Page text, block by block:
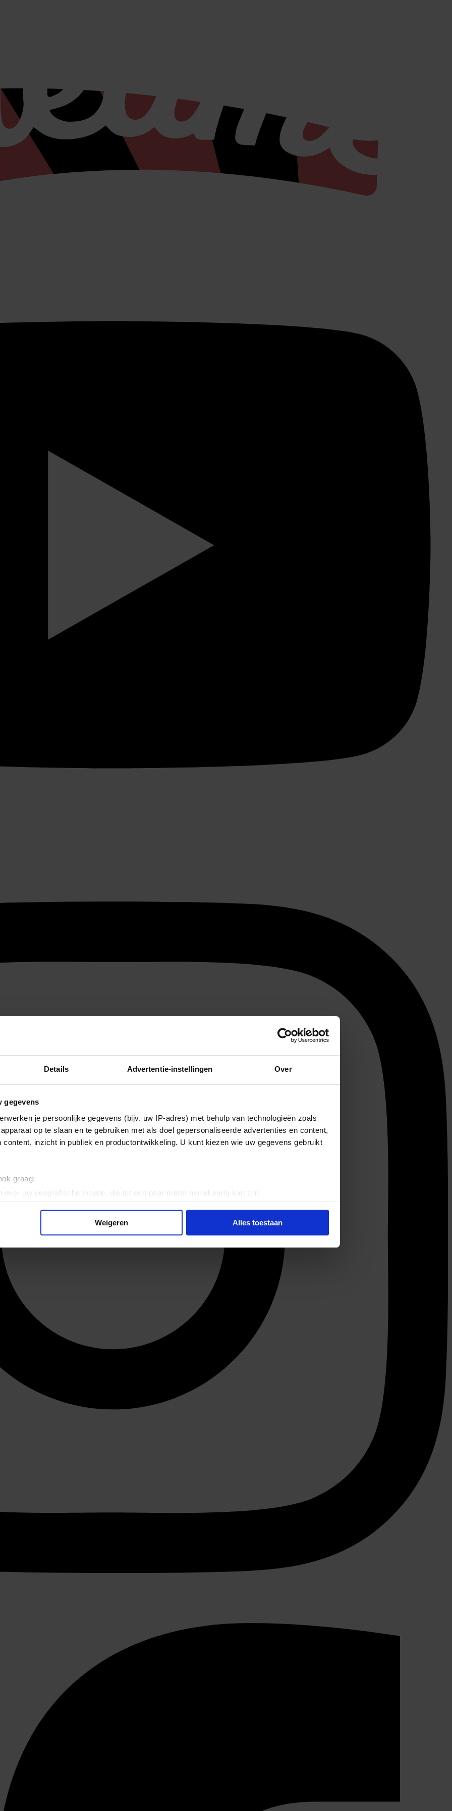
Details Advertentie-instellingen Over
gegevens
je persoonlijke gegevens (bijv. uw IP-adres) met behulp van technologieën zoals
op te slaan en te gebruiken met als doel gepersonaliseerde advertenties en content,
content, inzicht in publiek en productontwikkeling. U kunt kiezen wie uw gegevens gebruikt
graag:
over uw geografische locatie, die tot een paar meter nauwkeurig kan zijn
door het actief te scannen op specifieke eigenschappen (fingerprinting)
gegevens worden verwerkt en stel uw voorkeuren in het
detailgedeelte
en advertenties te personaliseren, om functies voor social media te bieden en om ons
Ook delen we informatie over uw gebruik van onze site met onze partners voor social
Deze partners kunnen deze gegevens combineren met andere informatie die u aan ze heeft
op basis van uw gebruik van hun services.
Weigeren Alles toestaan